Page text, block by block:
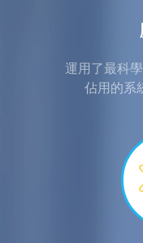
運用了最科
佔用的系